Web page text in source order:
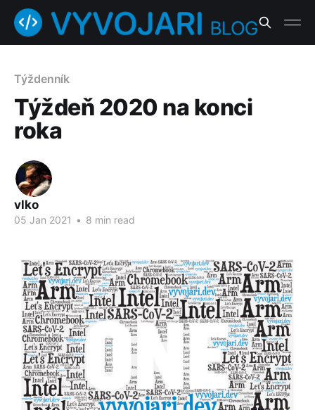
Týždenník
Týždeň 2020 na konci
roka
vlko
05 Jan 2021 • 8 min read